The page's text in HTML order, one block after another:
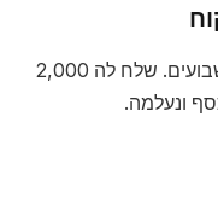
אמיר, 38, התכתב עם נעמה שלושה שבועים. שלח לה 2,000
ונעלמה.